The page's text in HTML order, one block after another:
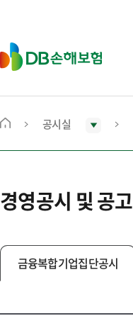
D
B
보
메
으
로
동
공시실
경영공시 및 공고
금융복합기업집단공시